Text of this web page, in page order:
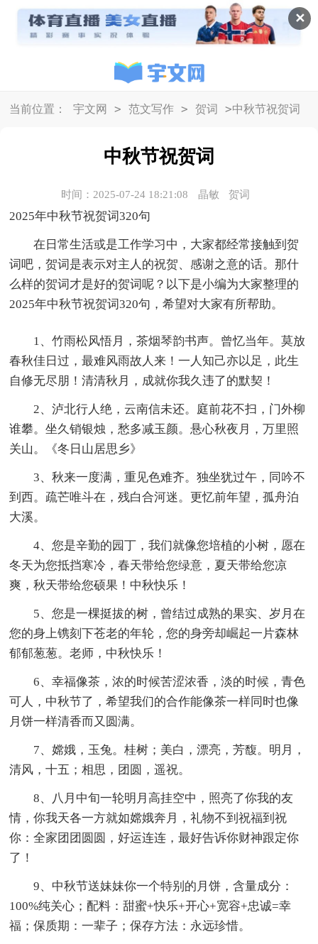
✕
当前位置： 宇文网 > 范文写作 > 贺词 >中秋节祝贺词
中秋节祝贺词
时间：2025-07-24 18:21:08 晶敏 贺词
2025年中秋节祝贺词320句
在日常生活或是工作学习中，大家都经常接触到贺
词吧，贺词是表示对主人的祝贺、感谢之意的话。那什
么样的贺词才是好的贺词呢？以下是小编为大家整理的
2025年中秋节祝贺词320句，希望对大家有所帮助。
1、竹雨松风悟月，茶烟琴韵书声。曾忆当年。莫放
春秋佳日过，最难风雨故人来！一人知己亦以足，此生
自修无尽朋！清清秋月，成就你我久违了的默契！
2、泸北行人绝，云南信未还。庭前花不扫，门外柳
谁攀。坐久销银烛，愁多减玉颜。悬心秋夜月，万里照
关山。《冬日山居思乡》
3、秋来一度满，重见色难齐。独坐犹过午，同吟不
到西。疏芒唯斗在，残白合河迷。更忆前年望，孤舟泊
大溪。
4、您是辛勤的园丁，我们就像您培植的小树，愿在
冬天为您抵挡寒冷，春天带给您绿意，夏天带给您凉
爽，秋天带给您硕果！中秋快乐！
5、您是一棵挺拔的树，曾结过成熟的果实、岁月在
您的身上镌刻下苍老的年轮，您的身旁却崛起一片森林
郁郁葱葱。老师，中秋快乐！
6、幸福像茶，浓的时候苦涩浓香，淡的时候，青色
可人，中秋节了，希望我们的合作能像茶一样同时也像
月饼一样清香而又圆满。
7、嫦娥，玉兔。桂树；美白，漂亮，芳馥。明月，
清风，十五；相思，团圆，遥祝。
8、八月中旬一轮明月高挂空中，照亮了你我的友
情，你我天各一方就如嫦娥奔月，礼物不到祝福到祝
你：全家团团圆圆，好运连连，最好告诉你财神跟定你
了！
9、中秋节送妹妹你一个特别的月饼，含量成分：
100%纯关心；配料：甜蜜+快乐+开心+宽容+忠诚=幸
福；保质期：一辈子；保存方法：永远珍惜。